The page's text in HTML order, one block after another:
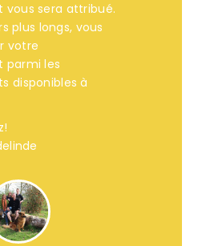
sera attribué.
plus longs, vous
votre
parmi les
disponibles à